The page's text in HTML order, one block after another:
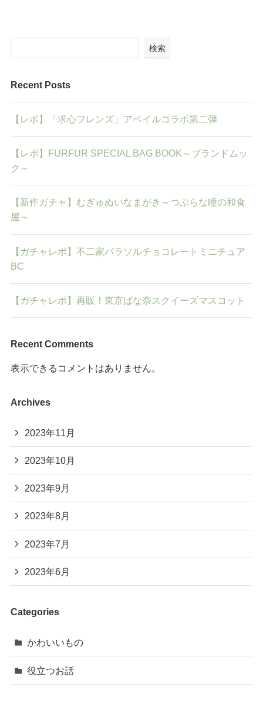
検索
Recent Posts
【レポ】「求心フレンズ」アベイルコラボ第二弾
【レポ】FURFUR SPECIAL BAG BOOK～ブランドムッ
ク～
【新作ガチャ】むぎゅぬいなまがき～つぶらな瞳の和食
屋～
【ガチャレポ】不二家パラソルチョコレートミニチュア
BC
【ガチャレポ】再販！東京ばな奈スクイーズマスコット
Recent Comments
表示できるコメントはありません。
Archives
2023年11月
2023年10月
2023年9月
2023年8月
2023年7月
2023年6月
Categories
かわいいもの
役立つお話